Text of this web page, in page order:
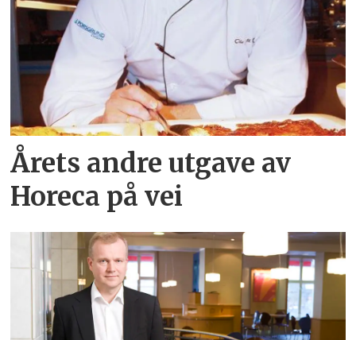
Årets andre utgave av
Horeca på vei